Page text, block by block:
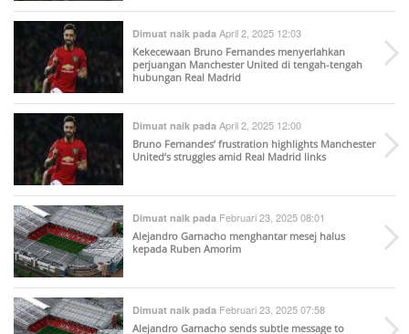
Dimuat naik pada April 2, 2025 12:03
Kekecewaan Bruno Fernandes menyerlahkan
perjuangan Manchester United di tengah-tengah
hubungan Real Madrid
Dimuat naik pada April 2, 2025 12:00
Bruno Fernandes’ frustration highlights Manchester
United’s struggles amid Real Madrid links
Dimuat naik pada Februari 23, 2025 08:01
Alejandro Garnacho menghantar mesej halus
kepada Ruben Amorim
Dimuat naik pada Februari 23, 2025 07:58
Alejandro Garnacho sends subtle message to